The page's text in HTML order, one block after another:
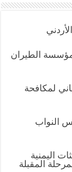
الطيران
لمكافحة
النواب
اليمنية
المقبلة